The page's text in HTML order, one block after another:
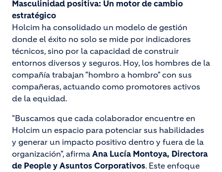
Masculinidad positiva: Un motor de cambio
estratégico
Holcim ha consolidado un modelo de gestión
donde el éxito no solo se mide por indicadores
técnicos, sino por la capacidad de construir
entornos diversos y seguros. Hoy, los hombres de la
compañía trabajan "hombro a hombro" con sus
compañeras, actuando como promotores activos
de la equidad.
"Buscamos que cada colaborador encuentre en
Holcim un espacio para potenciar sus habilidades
y generar un impacto positivo dentro y fuera de la
organización", afirma Ana Lucía Montoya, Directora
de People y Asuntos Corporativos. Este enfoque